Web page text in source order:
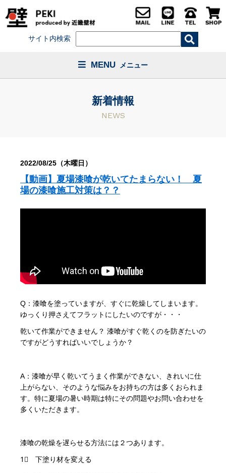
サイト内検索
MENU メニュー
新着情報
NEWS
2022/08/25（木曜日）
【動画】夏場漆喰が乾いてたまらない！ 夏
場の漆喰施工対策は？？
Q：漆喰を塗っていますが、すぐに乾燥してしまいます。
ゆっくり押さえてフラットにしたいのですが・・・
乾いて作業ができません？ 漆喰がすぐ乾くのを防ぎたいの
ですがどうすればいいでしょうか？
A：漆喰が早く乾いてうまく作業ができない、きれいに仕
上がらない、そのような悩みをお持ちの方は多くおられま
す。特に夏場の暑い時期は特にその問題やお問い合わせを
多くいただきます。
漆喰の乾燥を遅らせる方法には２つあります。
1⃣ 下塗り材を変える